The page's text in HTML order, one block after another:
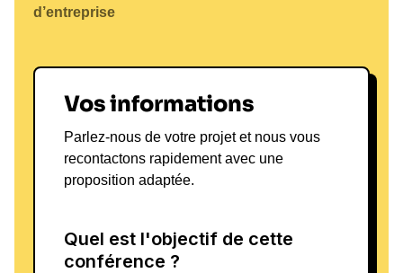
d’entreprise
Vos informations
Parlez-nous de votre projet et nous vous
recontactons rapidement avec une
proposition adaptée.